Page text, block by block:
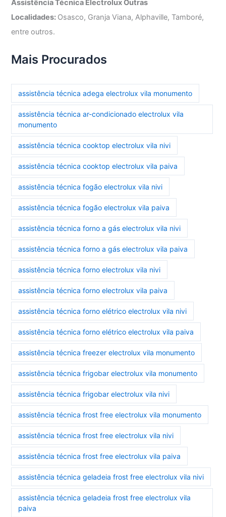
Assistência Técnica Electrolux Outras
Localidades: Osasco, Granja Viana, Alphaville, Tamboré,
entre outros.
Mais Procurados
assistência técnica adega electrolux vila monumento
assistência técnica ar-condicionado electrolux vila
monumento
assistência técnica cooktop electrolux vila nivi
assistência técnica cooktop electrolux vila paiva
assistência técnica fogão electrolux vila nivi
assistência técnica fogão electrolux vila paiva
assistência técnica forno a gás electrolux vila nivi
assistência técnica forno a gás electrolux vila paiva
assistência técnica forno electrolux vila nivi
assistência técnica forno electrolux vila paiva
assistência técnica forno elétrico electrolux vila nivi
assistência técnica forno elétrico electrolux vila paiva
assistência técnica freezer electrolux vila monumento
assistência técnica frigobar electrolux vila monumento
assistência técnica frigobar electrolux vila nivi
assistência técnica frost free electrolux vila monumento
assistência técnica frost free electrolux vila nivi
assistência técnica frost free electrolux vila paiva
assistência técnica geladeia frost free electrolux vila nivi
assistência técnica geladeia frost free electrolux vila
paiva